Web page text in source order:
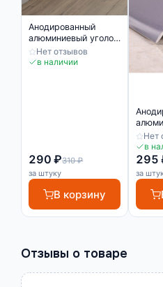
Анодированный
алюминиевый уголок
10х10 Серебро
Матовый
Нет отзывов
в наличии
290 ₽310 ₽
за штуку
В корзину
10х10
Нет
в
295
за
Отзывы о товаре